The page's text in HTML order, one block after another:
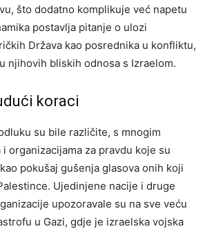
što dodatno komplikuje već napetu
postavlja pitanje o ulozi
Država kao posrednika u konfliktu,
njihovih bliskih odnosa s Izraelom.
koraci
su bile različite, s mnogim
organizacijama za pravdu koje su
pokušaj gušenja glasova onih koji
Ujedinjene nacije i druge
upozoravale su na sve veću
u Gazi, gdje je izraelska vojska